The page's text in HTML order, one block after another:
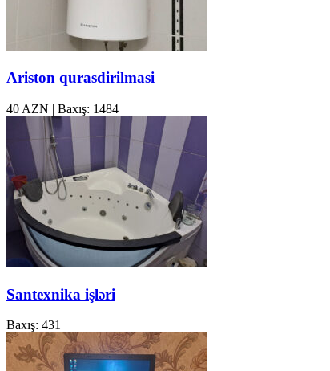
Ariston qurasdirilmasi
40 AZN | Baxış: 1484
Santexnika işləri
Baxış: 431